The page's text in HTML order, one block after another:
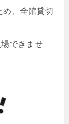
め、全館貸切
できませ